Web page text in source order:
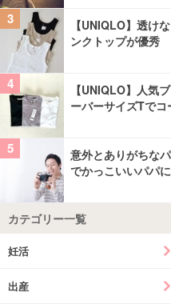
3
【UNIQLO】透け
ンクトップが優秀
4
【UNIQLO】人気
ーバーサイズTでコ
5
意外とありがちな
でかっこいいパパ
カテゴリー一覧
妊活
出産